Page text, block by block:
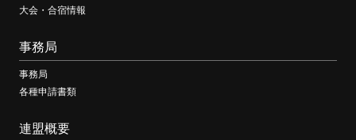
大会・合宿情報
事務局
事務局
各種申請書類
連盟概要